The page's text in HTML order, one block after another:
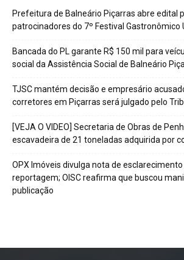
Prefeitura de Balneário Piçarras abre edital
patrocinadores do 7º Festival Gastronômico
Bancada do PL garante R$ 150 mil para
social da Assistência Social de Balneário
TJSC mantém decisão e empresário
corretores em Piçarras será julgado pelo
[VEJA O VIDEO] Secretaria de Obras de
escavadeira de 21 toneladas adquirida por
OPX Imóveis divulga nota de
reportagem; OISC reafirma que buscou
publicação